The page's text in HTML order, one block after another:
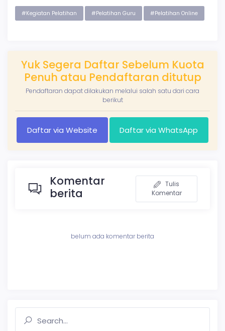
#Kegiatan Pelatihan #Pelatihan Guru #Pelatihan Online
Yuk Segera Daftar Sebelum Kuota
Penuh atau Pendaftaran ditutup
Pendaftaran dapat dilakukan melalui salah satu dari cara
berikut
Daftar via Website Daftar via WhatsApp
Komentar
berita
Tulis
Komentar
belum ada komentar berita